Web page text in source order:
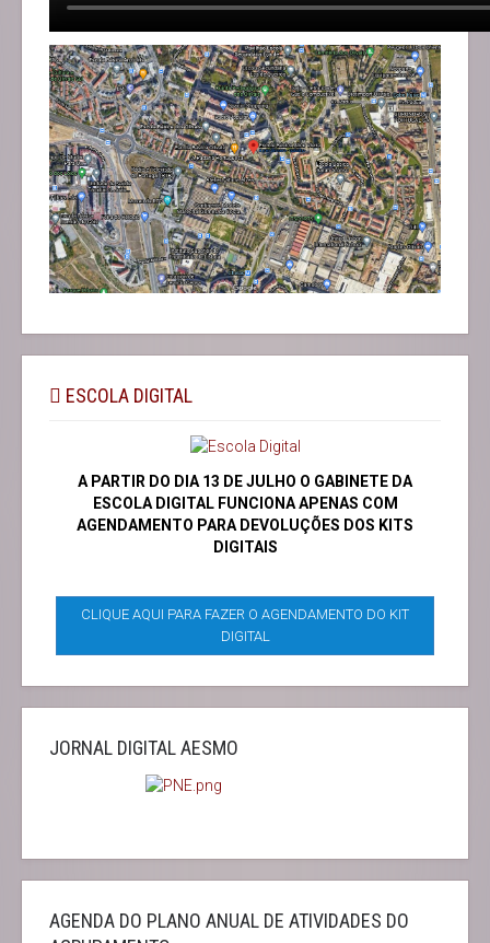
ESCOLA DIGITAL
A PARTIR DO DIA 13 DE JULHO O GABINETE DA
ESCOLA DIGITAL FUNCIONA APENAS COM
AGENDAMENTO PARA DEVOLUÇÕES DOS KITS
DIGITAIS
CLIQUE AQUI PARA FAZER O AGENDAMENTO DO KIT
DIGITAL
JORNAL DIGITAL AESMO
AGENDA DO PLANO ANUAL DE ATIVIDADES DO